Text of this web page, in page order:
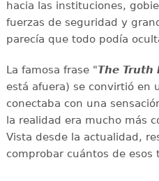
hacia las instituciones,
fuerzas de seguridad y
parecía que todo podía
La famosa frase "The Truth
está afuera) se convirtió en
conectaba con una
la realidad era mucho más
Vista desde la actualidad,
comprobar cuántos de